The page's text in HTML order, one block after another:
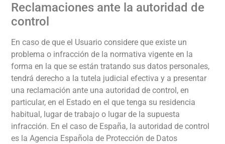
Reclamaciones ante la autoridad de
control
En caso de que el Usuario considere que existe un
problema o infracción de la normativa vigente en la
forma en la que se están tratando sus datos personales,
tendrá derecho a la tutela judicial efectiva y a presentar
una reclamación ante una autoridad de control, en
particular, en el Estado en el que tenga su residencia
habitual, lugar de trabajo o lugar de la supuesta
infracción. En el caso de España, la autoridad de control
es la Agencia Española de Protección de Datos